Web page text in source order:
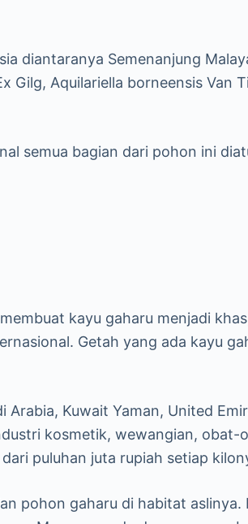
diantaranya Semenanjung
Gilg, Aquilariella borneensis Van
semua bagian dari pohon ini
kayu gaharu menjadi
Getah yang ada kayu
Kuwait Yaman, United
kosmetik, wewangian, obat-
puluhan juta rupiah setiap
pohon gaharu di habitat aslinya.